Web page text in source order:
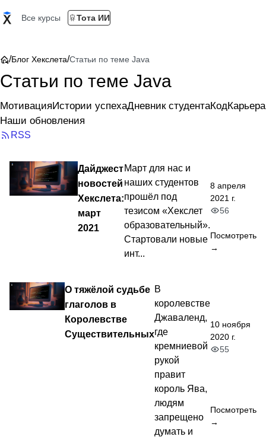
Все курсы Тота ИИ
/Блог Хекслета/Статьи по теме Java
Статьи по теме Java
МотивацияИстории успехаДневник студентаКодКарьера
Наши обновления
RSS
Дайджест
новостей
Хекслета:
март
2021
Март для нас и
наших студентов
прошёл под
тезисом «Хекслет
образовательный».
Стартовали новые
инт...
8 апреля
2021 г.
56
Посмотреть
→
О тяжёлой судьбе
глаголов в
Королевстве
Существительных
В
королевстве
Джаваленд,
где
кремниевой
рукой
правит
король Ява,
людям
запрещено
думать и
10 ноября
2020 г.
55
Посмотреть
→